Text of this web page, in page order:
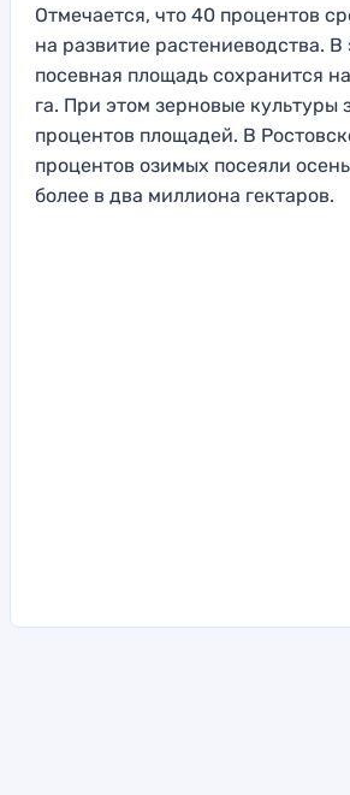
Отмечается, что 40 процентов
на развитие растениеводства. В
посевная площадь сохранится
га. При этом зерновые культуры
процентов площадей. В
процентов озимых посеяли
более в два миллиона гектаров.